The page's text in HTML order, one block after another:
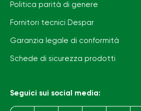
Politica parità di genere
Fornitori tecnici Despar
Garanzia legale di conformità
Schede di sicurezza prodotti
Seguici sui social media: